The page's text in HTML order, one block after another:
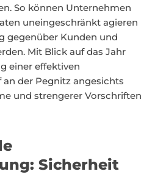
So können Unternehmen
uneingeschränkt agieren
gegenüber Kunden und
Mit Blick auf das Jahr
einer effektiven
der Pegnitz angesichts
und strengerer Vorschriften
Sicherheit